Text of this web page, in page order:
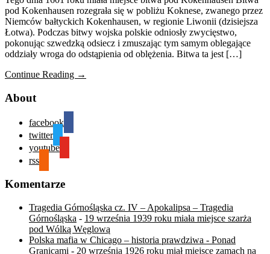
pod Kokenhausen rozegrała się w pobliżu Koknese, zwanego przez
Niemców bałtyckich Kokenhausen, w regionie Liwonii (dzisiejsza
Łotwa). Podczas bitwy wojska polskie odniosły zwycięstwo,
pokonując szwedzką odsiecz i zmuszając tym samym oblegające
oddziały wroga do odstąpienia od oblężenia. Bitwa ta jest […]
Continue Reading →
About
facebook
twitter
youtube
rss
Komentarze
Tragedia Górnośląska cz. IV – Apokalipsa – Tragedia
Górnośląska - 19 września 1939 roku miała miejsce szarża
pod Wólką Węglową
Polska mafia w Chicago – historia prawdziwa - Ponad
Granicami - 20 września 1926 roku miał miejsce zamach na